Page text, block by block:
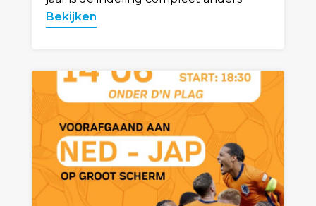
Bekijken